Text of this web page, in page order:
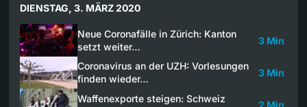
DIENSTAG, 3. MÄRZ 2020
Neue Coronafälle in Zürich: Kanton
setzt weiter…
3 Min
Coronavirus an der UZH: Vorlesungen
finden wieder…
3 Min
Waffenexporte steigen: Schweiz
2 Min